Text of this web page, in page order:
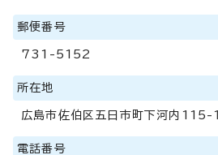
郵便番号
731-5152
所在地
広島市佐伯区五日市町下河内115-1
電話番号